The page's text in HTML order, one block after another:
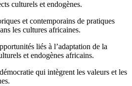
culturels et endogènes.
et contemporains de pratiques
les cultures africaines.
liés à l’adaptation de la
et endogènes africains.
qui intègrent les valeurs et les